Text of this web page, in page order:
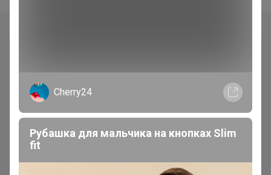
Cherry24
Рубашка для мальчика на кнопках Slim
fit